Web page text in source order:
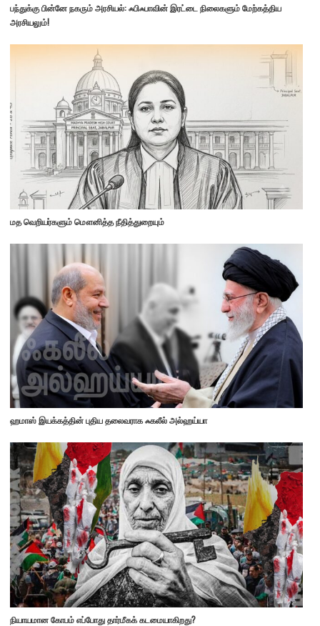
பந்துக்கு பின்னே நகரும் அரசியல்: ஃபிஃபாவின் இரட்டை நிலைகளும் மேற்கத்திய
அரசியலும்!
மத வெறியர்களும் மௌனித்த நீதித்துறையும்
ஹமாஸ் இயக்கத்தின் புதிய தலைவராக ஃகலீல் அல்ஹய்யா
நியாயமான கோபம் எப்போது தார்மீகக் கடமையாகிறது?